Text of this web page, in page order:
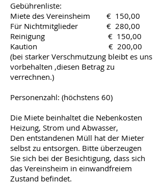
Gebührenliste:
Miete des Vereinsheim € 150,00
Für Nichtmitglieder € 280,00
Reinigung € 150,00
Kaution € 200,00
(bei starker Verschmutzung bleibt es uns
vorbehalten ,diesen Betrag zu
verrechnen.)
Personenzahl: (höchstens 60)
Die Miete beinhaltet die Nebenkosten
Heizung, Strom und Abwasser,
Den entstandenen Müll hat der Mieter
selbst zu entsorgen. Bitte überzeugen
Sie sich bei der Besichtigung, dass sich
das Vereinsheim in einwandfreiem
Zustand befindet.